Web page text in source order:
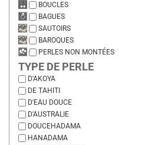
BOUCLES
BAGUES
SAUTOIRS
BAROQUES
PERLES NON MONTÉES
TYPE DE PERLE
D'AKOYA
DE TAHITI
D'EAU DOUCE
D'AUSTRALIE
DOUCEHADAMA
HANADAMA